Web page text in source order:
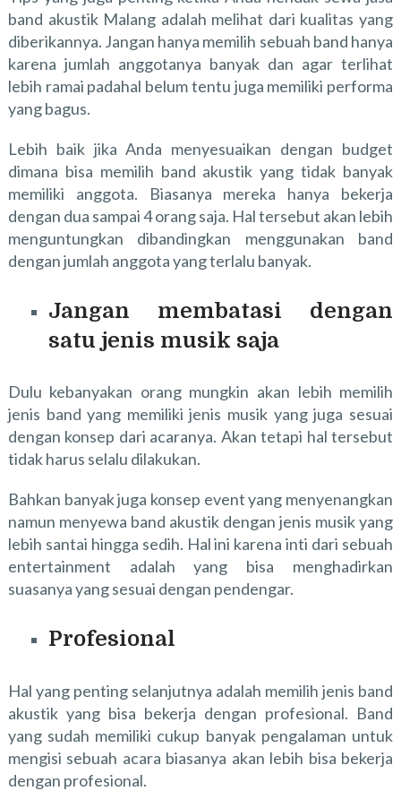
band akustik Malang adalah melihat dari kualitas yang
diberikannya. Jangan hanya memilih sebuah band hanya
karena jumlah anggotanya banyak dan agar terlihat
lebih ramai padahal belum tentu juga memiliki performa
yang bagus.
Lebih baik jika Anda menyesuaikan dengan budget
dimana bisa memilih band akustik yang tidak banyak
memiliki anggota. Biasanya mereka hanya bekerja
dengan dua sampai 4 orang saja. Hal tersebut akan lebih
menguntungkan dibandingkan menggunakan band
dengan jumlah anggota yang terlalu banyak.
Jangan membatasi dengan
satu jenis musik saja
Dulu kebanyakan orang mungkin akan lebih memilih
jenis band yang memiliki jenis musik yang juga sesuai
dengan konsep dari acaranya. Akan tetapi hal tersebut
tidak harus selalu dilakukan.
Bahkan banyak juga konsep event yang menyenangkan
namun menyewa band akustik dengan jenis musik yang
lebih santai hingga sedih. Hal ini karena inti dari sebuah
entertainment adalah yang bisa menghadirkan
suasanya yang sesuai dengan pendengar.
Profesional
Hal yang penting selanjutnya adalah memilih jenis band
akustik yang bisa bekerja dengan profesional. Band
yang sudah memiliki cukup banyak pengalaman untuk
mengisi sebuah acara biasanya akan lebih bisa bekerja
dengan profesional.